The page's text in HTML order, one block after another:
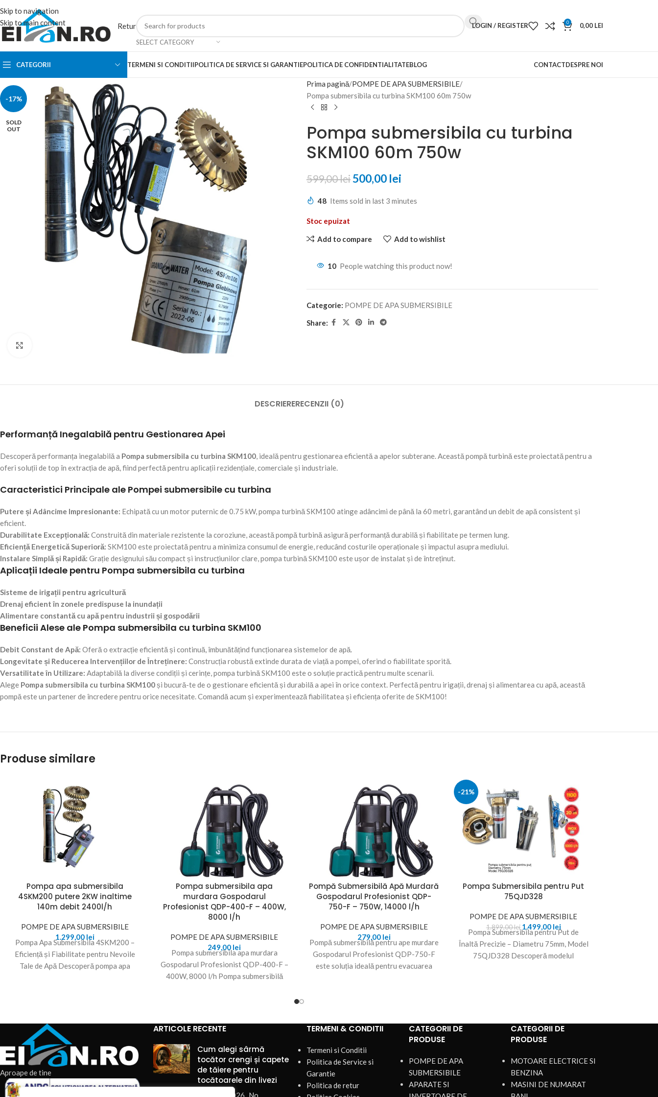
Skip to navigation
Skip to main content
Retur
SELECT CATEGORY
LOGIN / REGISTER 0 0,00 LEI
CATEGORII TERMENI SI CONDITIIPOLITICA DE SERVICE SI GARANTIEPOLITICA DE CONFIDENTIALITATEBLOG CONTACTDESPRE NOI
-17%
SOLD
OUT
Prima pagină POMPE DE APA SUBMERSIBILE
Pompa submersibila cu turbina SKM100 60m 750w
Pompa submersibila cu turbina
SKM100 60m 750w
599,00lei 500,00 lei
48 Items sold in last 3 minutes
Stoc epuizat
Add to compare Add to wishlist
10 People watching this product now!
Categorie: POMPE DE APA SUBMERSIBILE
Share:
DESCRIERERECENZII (0)
Performanță Inegalabilă pentru Gestionarea Apei
Descoperă performanța inegalabilă a Pompa submersibila cu turbina SKM100, ideală pentru gestionarea eficientă a apelor subterane. Această pompă turbină este proiectată pentru a
oferi soluții de top în extracția de apă, fiind perfectă pentru aplicații rezidențiale, comerciale și industriale.
Caracteristici Principale ale Pompei submersibile cu turbina
Putere și Adâncime Impresionante: Echipată cu un motor puternic de 0.75 kW, pompa turbină SKM100 atinge adâncimi de până la 60 metri, garantând un debit de apă consistent și
eficient.
Durabilitate Excepțională: Construită din materiale rezistente la coroziune, această pompă turbină asigură performanță durabilă și fiabilitate pe termen lung.
Eficiență Energetică Superioră: SKM100 este proiectată pentru a minimiza consumul de energie, reducând costurile operaționale și impactul asupra mediului.
Instalare Simplă și Rapidă: Grație designului său compact și instrucțiunilor clare, pompa turbină SKM100 este ușor de instalat și de întreținut.
Aplicații Ideale pentru Pompa submersibila cu turbina
Sisteme de irigații pentru agricultură
Drenaj eficient în zonele predispuse la inundații
Alimentare constantă cu apă pentru industrii și gospodării
Beneficii Alese ale Pompa submersibila cu turbina SKM100
Debit Constant de Apă: Oferă o extracție eficientă și continuă, îmbunătățind funcționarea sistemelor de apă.
Longevitate și Reducerea Intervențiilor de Întreținere: Construcția robustă extinde durata de viață a pompei, oferind o fiabilitate sporită.
Versatilitate în Utilizare: Adaptabilă la diverse condiții și cerințe, pompa turbină SKM100 este o soluție practică pentru multe scenarii.
Alege Pompa submersibila cu turbina SKM100și bucură-te de o gestionare eficientă și durabilă a apei în orice context. Perfectă pentru irigații, drenaj și alimentarea cu apă, această
pompă este un partener de încredere pentru orice necesitate. Comandă acum și experimentează fiabilitatea și eficiența oferite de SKM100!
Produse similare
Pompa apa submersibila
4SKM200 putere 2KW inaltime
140m debit 2400l/h
POMPE DE APA SUBMERSIBILE
1.299,00 lei
Pompa Apa Submersibila 4SKM200 –
Eficiență și Fiabilitate pentru Nevoile
Tale de Apă Descoperă pompa apa
Pompa submersibila apa
murdara Gospodarul
Profesionist QDP-400-F – 400W,
8000 l/h
POMPE DE APA SUBMERSIBILE
249,00 lei
Pompa submersibila apa murdara
Gospodarul Profesionist QDP-400-F –
400W, 8000 l/h Pompa submersibilă
Pompă Submersibilă Apă Murdară
Gospodarul Profesionist QDP-
750-F – 750W, 14000 l/h
POMPE DE APA SUBMERSIBILE
279,00 lei
Pompă submersibilă pentru ape murdare
Gospodarul Profesionist QDP-750-F
este soluția ideală pentru evacuarea
-21%
Pompa Submersibila pentru Put
75QJD328
POMPE DE APA SUBMERSIBILE
1.899,00lei 1.499,00 lei
Pompa Submersibila pentru Put de
Înaltă Precizie – Diametru 75mm, Model
75QJD328 Descoperă modelul
Aproape de tine
ARTICOLE RECENTE
Cum alegi sârmă
tocător crengi și capete
de tăiere pentru
tocătoarele din livezi
6 august 2026 No
TERMENI & CONDITII
Termeni si Conditii
Politica de Service si
Garantie
Politica de retur
CATEGORII DE
PRODUSE
POMPE DE APA
SUBMERSIBILE
APARATE SI
CATEGORII DE
PRODUSE
MOTOARE ELECTRICE SI
BENZINA
MASINI DE NUMARAT